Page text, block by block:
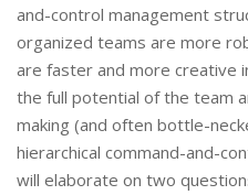
and-control management
organized teams are more
are faster and more creative
the full potential of the team
making (and often bottle-
hierarchical command-and-
will elaborate on two